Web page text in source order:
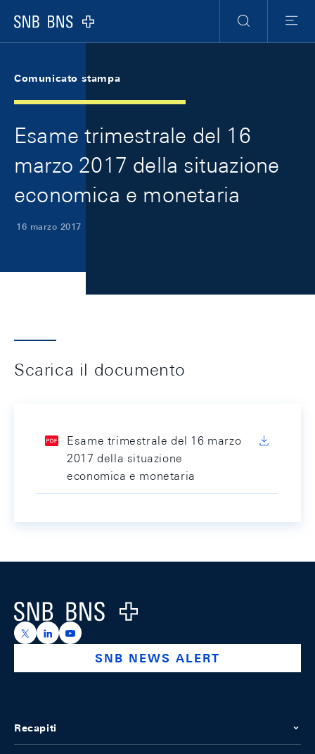
Logo
Ricerca
Menu
Comunicato stampa
Esame trimestrale del 16
marzo 2017 della situazione
economica e monetaria
16 marzo 2017
Scarica il documento
Esame trimestrale del 16 marzo
2017 della situazione
economica e monetaria
Logo
https://x.com/snb_bns
https://ch.linkedin.com/company/swiss-national-
https://www.youtube.com/@swissnationalbank
SNB NEWS ALERT
Recapiti